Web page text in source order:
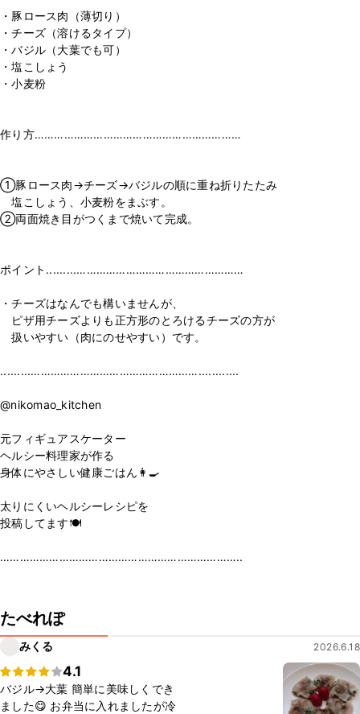
・豚ロース肉（薄切り）
・チーズ（溶けるタイプ）
・バジル（大葉でも可）
・塩こしょう
・小麦粉
作り方………………………………………………………
①豚ロース肉→チーズ→バジルの順に重ね折りたたみ
塩こしょう、小麦粉をまぶす。
②両面焼き目がつくまで焼いて完成。
ポイント.........……………………………………………
・チーズはなんでも構いませんが、
ピザ用チーズよりも正方形のとろけるチーズの方が
扱いやすい（肉にのせやすい）です。
.........……………………………………………............ㅤㅤㅤㅤㅤㅤㅤㅤㅤㅤㅤㅤㅤ
@nikomao_kitchen
元フィギュアスケーター
ヘルシー料理家が作る
身体にやさしい健康ごはん👩‍🍳
太りにくいヘルシーレシピを
投稿してます🍽
………………………………………………………………..
たべれぽ
みくる 2026.6.18
4.1
バジル→大葉 簡単に美味しくでき
ました😋 お弁当に入れましたが冷